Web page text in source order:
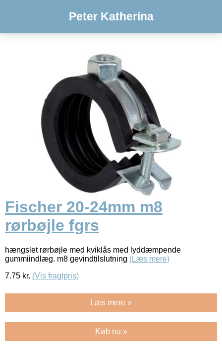
Peter Katherina
Fischer 20-24mm m8
rørbøjle fgrs
hængslet rørbøjle med kviklås med lyddæmpende
gummiindlæg. m8 gevindtilslutning (Læs mere)
7.75 kr. (Vis fragtpris)
Læs mere »
Køb nu »